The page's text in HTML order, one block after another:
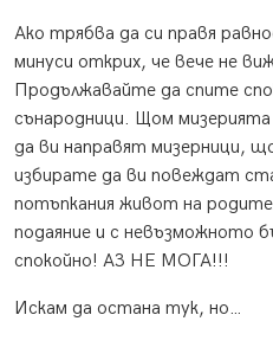
Ако трябва да си правя
минуси открих, че вече не
Продължавайте да спите
сънародници. Щом
да ви направят мизерници,
избирате да ви повеждат
потъпкания живот на
подаяние и с невъзможното
спокойно! АЗ НЕ МОГА!!!
Искам да остана тук, но…